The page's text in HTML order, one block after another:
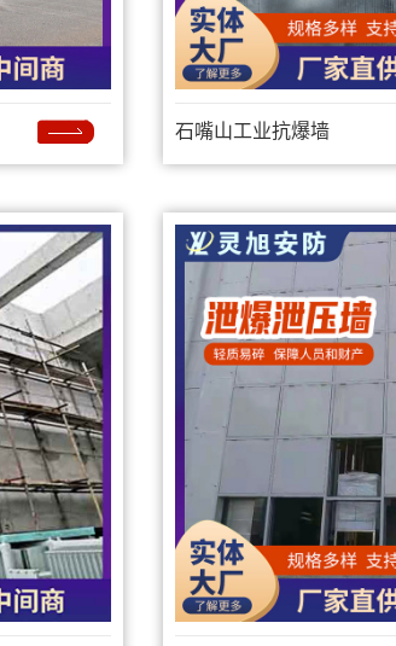
石嘴山工业抗爆墙